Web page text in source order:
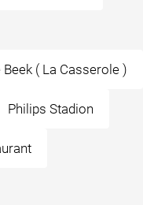
( La Casserole )
Philips Stadion